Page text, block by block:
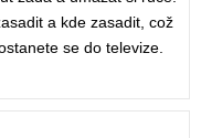
a kde zasadit, což
se do televize.